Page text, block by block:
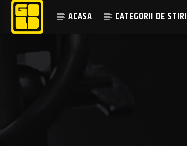
ACASA CATEGORII DE STIRI